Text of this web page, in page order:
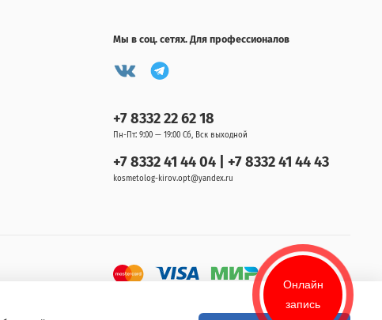
Мы в соц. сетях. Для профессионалов
+7 8332 22 62 18
Пн-Пт: 9:00 — 19:00 Сб, Вск выходной
+7 8332 41 44 04 | +7 8332 41 44 43
kosmetolog-kirov.opt@yandex.ru
Онлайн
запись